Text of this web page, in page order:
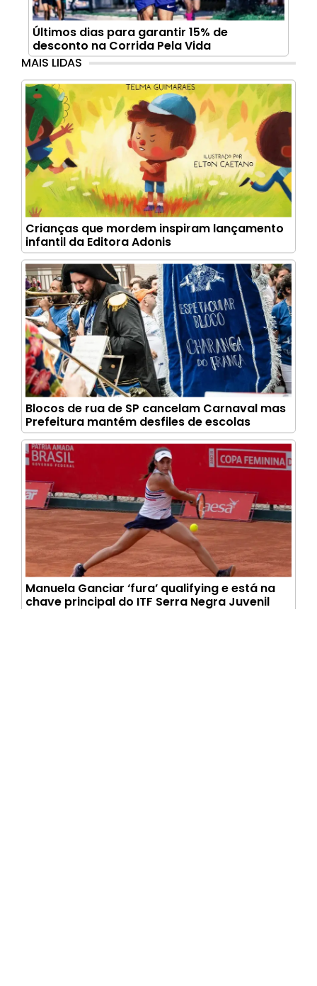
Últimos dias para garantir 15% de
desconto na Corrida Pela Vida
MAIS LIDAS
Crianças que mordem inspiram lançamento
infantil da Editora Adonis
Blocos de rua de SP cancelam Carnaval mas
Prefeitura mantém desfiles de escolas
Manuela Ganciar ‘fura’ qualifying e está na
chave principal do ITF Serra Negra Juvenil